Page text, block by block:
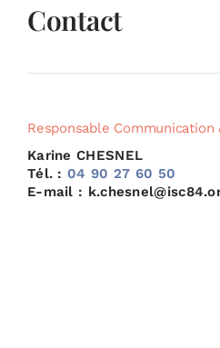
Contact
Responsable Communication
Karine CHESNEL
Tél. :04 90 27 60 50
E-mail :